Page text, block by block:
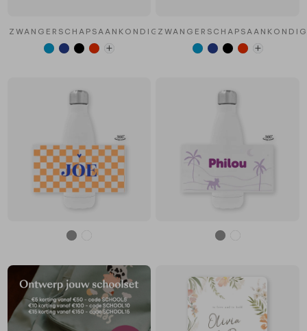
ZWANGERSCHAPSAANKONDIGING